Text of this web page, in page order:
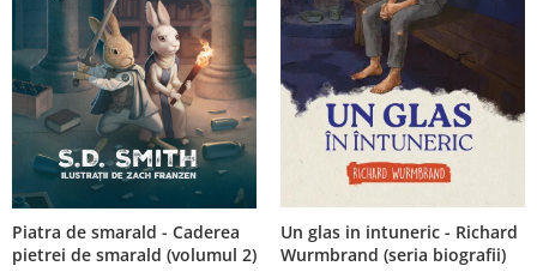
Piatra de smarald - Caderea
pietrei de smarald (volumul 2)
Un glas in intuneric - Richard
Wurmbrand (seria biografii)